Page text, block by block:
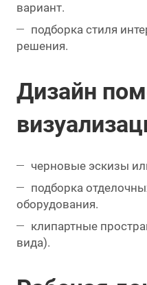
вариант.
подборка стиля
решения.
Дизайн
черновые эскизы
подборка
оборудования.
клипартные
вида).